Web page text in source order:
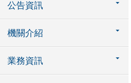
公告資訊
機關介紹
業務資訊